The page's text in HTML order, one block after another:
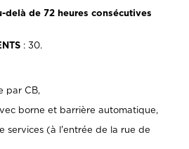
delà de 72 heures consécutives
: 30.
par CB,
borne et barrière automatique,
services (à l'entrée de la rue de